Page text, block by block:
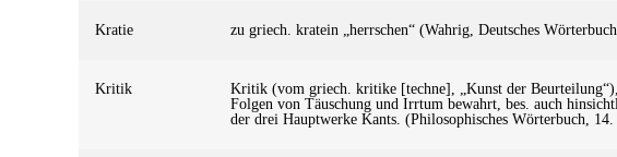
Kratie zu griech. kratein „herrschen“ (Wahrig, Deutsches
Kritik
Kritik (vom griech. kritike [techne], „Kunst der
Folgen von Täuschung und Irrtum bewahrt, bes. auch
der drei Hauptwerke Kants. (Philosophisches Wörterbuch,